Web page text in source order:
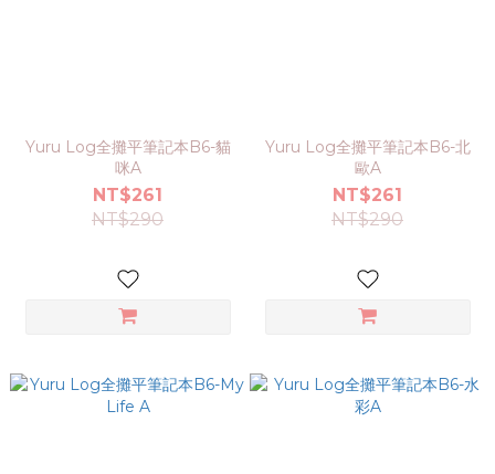
Yuru Log全攤平筆記本B6-貓
咪A
NT$261
NT$290
Yuru Log全攤平筆記本B6-北
歐A
NT$261
NT$290